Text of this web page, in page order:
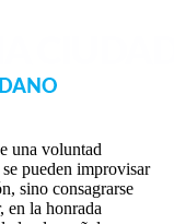
una voluntad
pueden improvisar
sino consagrarse
en la honrada